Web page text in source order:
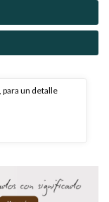
, para un detalle